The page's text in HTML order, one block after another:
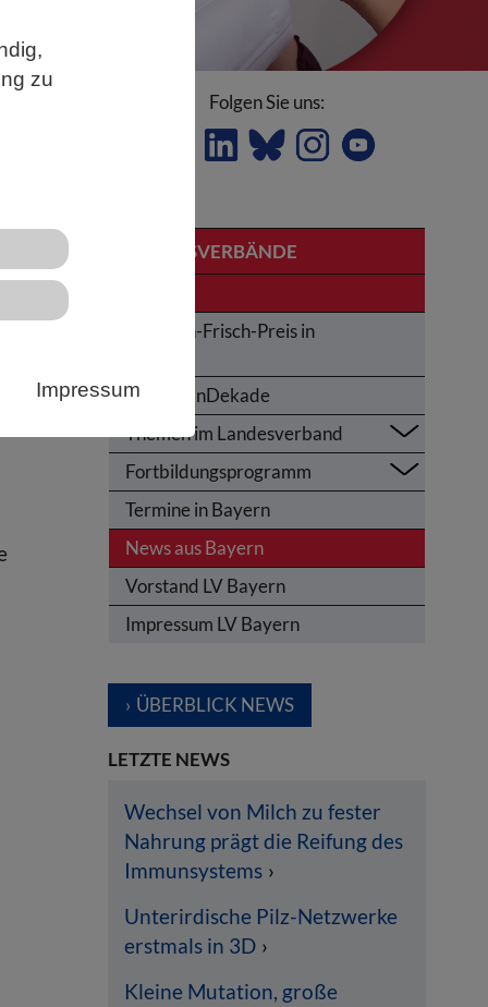
zu
Impressum
Folgen Sie uns:
LANDESVERBÄNDE
Karl-von-Frisch-Preis in
UNOzeanDekade
Themen im Landesverband
Fortbildungsprogramm
Termine in Bayern
News aus Bayern
Vorstand LV Bayern
Impressum LV Bayern
ÜBERBLICK NEWS
LETZTE NEWS
Wechsel von Milch zu fester
Nahrung prägt die Reifung des
Immunsystems
Unterirdische Pilz-Netzwerke
erstmals in 3D
Kleine Mutation, große